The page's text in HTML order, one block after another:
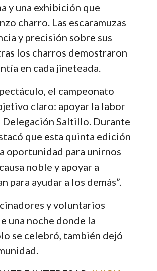
y una exhibición que
charro. Las escaramuzas
y precisión sobre sus
los charros demostraron
en cada jineteada.
el campeonato
claro: apoyar la labor
Delegación Saltillo. Durante
que esta quinta edición
oportunidad para unirnos
noble y apoyar a
para ayudar a los demás”.
y voluntarios
una noche donde la
se celebró, también dejó